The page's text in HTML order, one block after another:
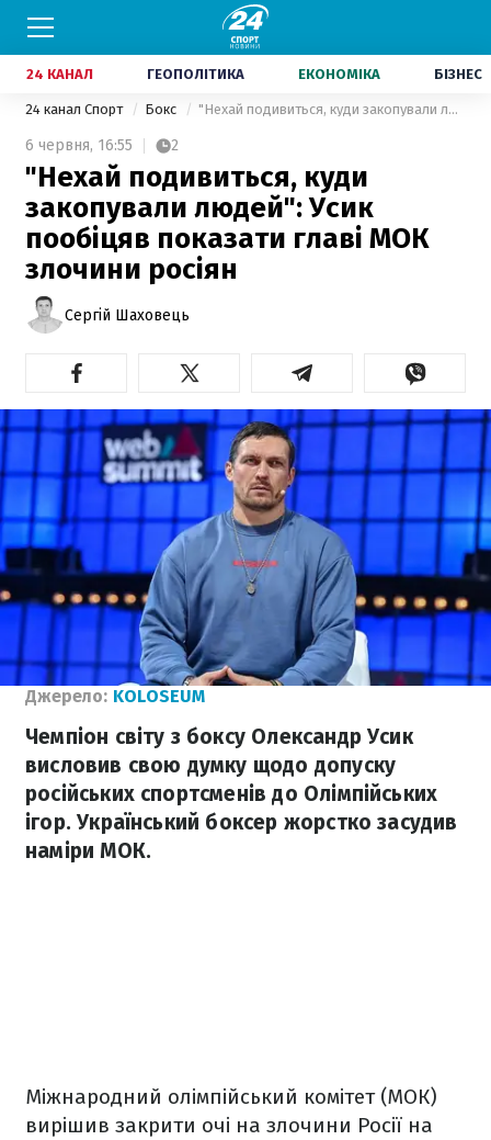
24 КАНАЛ ГЕОПОЛІТИКА ЕКОНОМІКА БІЗНЕС
24 канал Спорт Бокс "Нехай подивиться, куди закопували людей": Усик пообіцяв показати главі МОК злочини росіян
6 червня, 16:55 2
"Нехай подивиться, куди
закопували людей": Усик
пообіцяв показати главі МОК
злочини росіян
Сергій Шаховець
Джерело: KOLOSEUM
Чемпіон світу з боксу Олександр Усик
висловив свою думку щодо допуску
російських спортсменів до Олімпійських
ігор. Український боксер жорстко засудив
наміри МОК.
Міжнародний олімпійський комітет (МОК)
вирішив закрити очі на злочини Росії на